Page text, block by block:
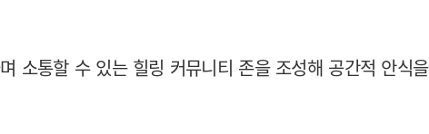
소통할 수 있는 힐링 커뮤니티 존을 조성해 공간적 안식을